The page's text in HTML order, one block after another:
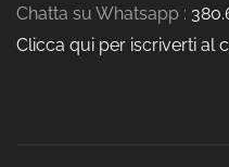
Chatta su Whatsapp :
Clicca qui per iscriverti al